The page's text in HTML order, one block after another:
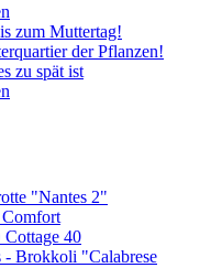
zum Muttertag!
der Pflanzen!
zu spät ist
"Nantes 2"
40
- Brokkoli "Calabrese